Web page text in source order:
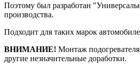
Поэтому был разработан
производства.
Подходит для таких марок
ВНИМАНИЕ! Монтаж
другие незначительные доработки.